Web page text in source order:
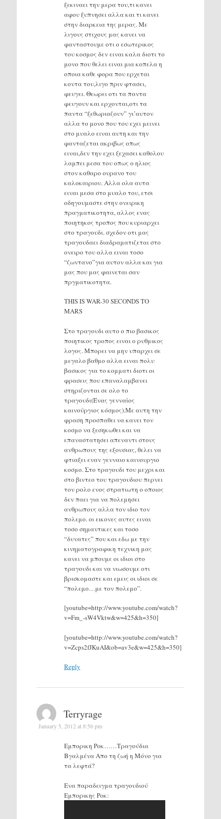
ξεκιναει την μερα του,τι κανει
αφου ξυπνησει αλλα και τι κανει
στην διαρκεια της μερας. Με
λιγους στιχους μας κανει να
φανταστουμε οτι ο εσωτερικος
του κοσμος δεν ειναι καλα διοτι το
μονο που θελει ειναι μια κοπελα η
οποια καθε φορα που ερχεται
κοντα του,λιγο πριν φτασει,
φευγει. Θεωρει οτι τα παντα
φευγουν και ερχονται,οτι τα
παντα “ξεθωριαζουν” γι’αυτον
αλλα το μονο που του εχει μεινει
στο μυαλο ειναι αυτη και την
φανταζεται ακριβως οπως
ειναι,δεν την εχει ξεχασει καθολου
λαμπει μεσα του οπως ο ηλιος
στον καθαρο ουρανο του
καλοκαιριου. Αλλα ολα αυτα
ειναι μεσα στο μυαλο του, ετσι
οδηγουμαστε στην ονειρικη
πραγματικοτητα, αλλος ενας
ποιητηκος τροπος που κυριαρχει
στο τραγουδι. σχεδον οτι μας
τραγουδαει διαδραματιζεται στο
ονειρο του αλλα ειναι τοσο
“ζωντανο”για αυτον αλλα και για
μας που μας φαινεται σαν
πργματικοτητα.
THIS IS WAR-30 SECONDS TO
MARS
Στο τραγουδι αυτο ο πιο βασικος
ποιητικος τροπος ειναι ο ρυθμικος
λογος. Μπορει να μην υπαρχει σε
μεγαλο βαθμο αλλα ειναι πολυ
βασικος για το κομματι διοτι οι
φρασεις που επαναλαμβανει
στηριζονται σε ολο το
τραγουδι(Ένας γενναίος
καινούργιος κόσμος).Με αυτη την
φραση προσπαθει να κανει τον
κοσμο να ξεσηκωθει και να
επαναστατησει απεναντι στους
ανθρωπους της εξουσιας, θελει να
φτιαξει εναν γενναιο καινουργιο
κοσμο. Στο τραγουδι του μεχρι και
στο βιντεο του τραγουδιου περνει
τον ρολο ενος στρατιωτη ο οποιος
δεν παει για να πολεμησει
ανθρωπους αλλα τον ιδιο τον
πολεμο. οι εικονες αυτες ειναι
τοσο σημαντικες και τοσο
“δυνατες” που και εδω με την
κινηματογραφικη τεχνικη μας
κανει να μπουμε οι ιδιοι στο
τραγουδι και να νιωσουμε οτι
βρισκομαστε και εμεις οι ιδιοι σε
“πολεμο…με τον πολεμο”.
[youtube=http://www.youtube.com/watch?
v=Fm_-sW4Vktw&w=425&h=350]
[youtube=http://www.youtube.com/watch?
v=Zcps2fJKuAI&ob=av3e&w=425&h=350]
Reply
Terryrage
January 5, 2012 at 8:56 pm
Εμπορικη Ροκ……Τραγούδια
Βγαλμένα Απο τη ζωή η Μόνο για
τα λεφτά?
Ενα παραδειγμα τραγουδιού
Εμπορικης Ροκ: